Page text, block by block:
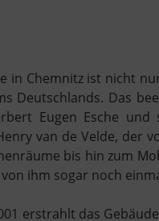
in Chemnitz ist nicht
Deutschlands. Das
Eugen Esche und
van de Velde, der
bis hin zum
ihm sogar noch
erstrahlt das